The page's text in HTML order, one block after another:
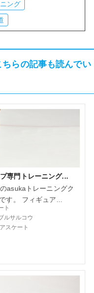
ング
らの記事も読んでい
専門トレーニング...
asukaトレーニングク
す。 フィギュア...
ト
ルサルコウ
スケート